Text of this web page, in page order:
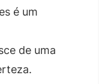
é um
de uma